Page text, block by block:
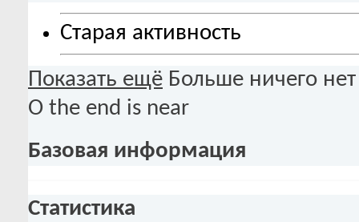
Старая активность
Показать ещё Больше ничего нет
О the end is near
Базовая информация
Статистика